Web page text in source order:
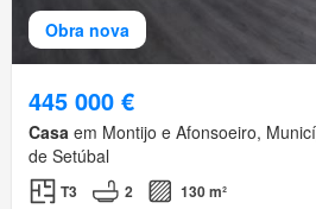
Obra nova
445 000 €
Casa em Montijo e Afonsoeiro,
de Setúbal
T3 2 130 m²